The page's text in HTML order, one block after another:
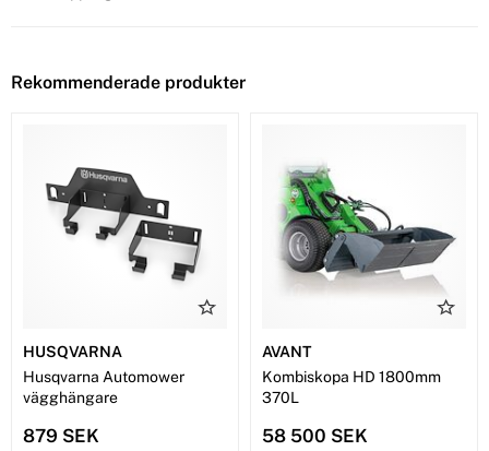
Rekommenderade produkter
HUSQVARNA
Husqvarna Automower
vägghängare
879 SEK
AVANT
Kombiskopa HD 1800mm
370L
58 500 SEK